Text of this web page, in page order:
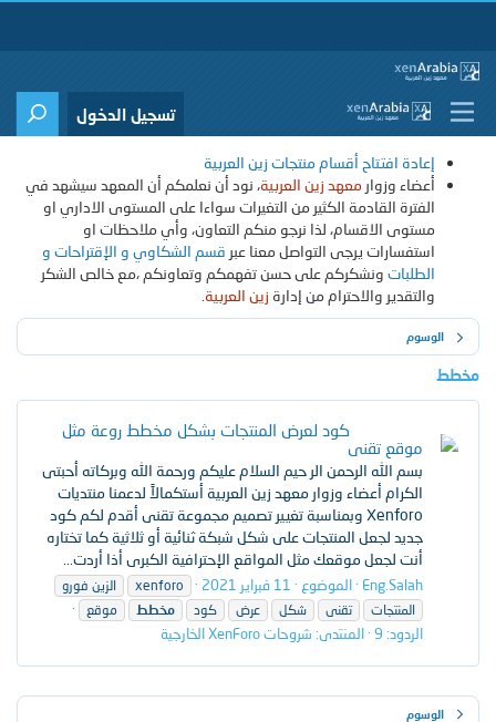
تسجيل الدخول
إعادة افتتاح أقسام منتجات زين العربية
أعضاء وزوار معهد زين العربية، نود أن نعلمكم أن المعهد سيشهد في
الفترة القادمة الكثير من التغيرات سواءا على المستوى الاداري او
مستوى الاقسام، لذا نرجو منكم التعاون، وأي ملاحظات او
استفسارات يرجى التواصل معنا عبر قسم الشكاوي و الإقتراحات و
الطلبات ونشكركم على حسن تفهمكم وتعاونكم ،مع خالص الشكر
والتقدير والاحترام من إدارة زين العربية
الوسوم
مخطط
كود لعرض المنتجات بشكل مخطط روعة مثل
موقع تقنى
بسم الله الرحمن الر حيم السلام عليكم ورحمة الله وبركاته أحبتى
الكرام أعضاء وزوار معهد زين العربية أستكمالاً لدعمنا منتديات
Xenforo وبمناسبة تغيير تصميم مجموعة تقنى أقدم لكم كود
جديد لجعل المنتجات على شكل شبكة ثنائية أو ثلاثية كما تختاره
أنت لجعل موقعك مثل المواقع الإحترافية الكبرى أذا أردت...
Eng.Salah الموضوع 11 فبراير 2021 xenforo
الزين فورو
المنتجات
تقنى شكل عرض كود مخطط موقع
الردود: 9 المنتدى: شروحات XenForo الخارجية
الوسوم